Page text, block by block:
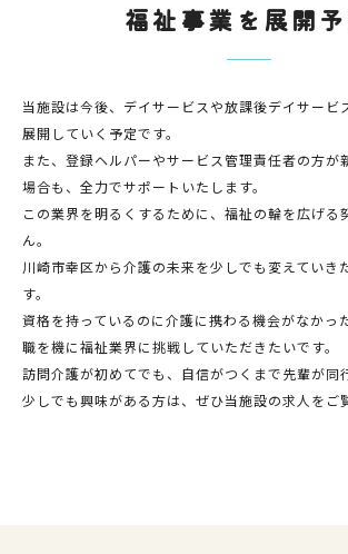
福祉事業を展開
当施設は今後、デイサービスや放課後デイサービ
展開していく予定です。
また、登録ヘルパーやサービス管理責任者の方が
場合も、全力でサポートいたします。
この業界を明るくするために、福祉の輪を広げる
ん。
川崎市幸区から介護の未来を少しでも変えていき
す。
資格を持っているのに介護に携わる機会がなかっ
職を機に福祉業界に挑戦していただきたいです。
訪問介護が初めてでも、自信がつくまで先輩が同
少しでも興味がある方は、ぜひ当施設の求人をご